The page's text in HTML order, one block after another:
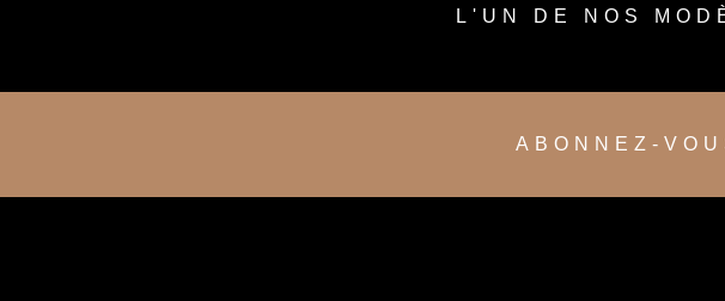
L'UN DE NOS
ABONNEZ-